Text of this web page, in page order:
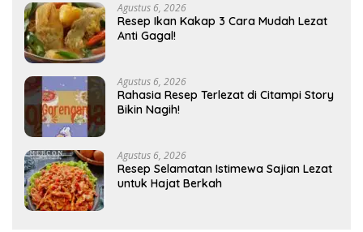
Agustus 6, 2026
Resep Ikan Kakap 3 Cara Mudah Lezat
Anti Gagal!
Agustus 6, 2026
Rahasia Resep Terlezat di Citampi Story
Bikin Nagih!
Agustus 6, 2026
Resep Selamatan Istimewa Sajian Lezat
untuk Hajat Berkah